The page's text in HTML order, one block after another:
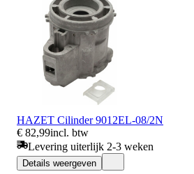
HAZET Cilinder 9012EL-08/2N
€ 82,99incl. btw
Levering uiterlijk 2-3 weken
Details weergeven